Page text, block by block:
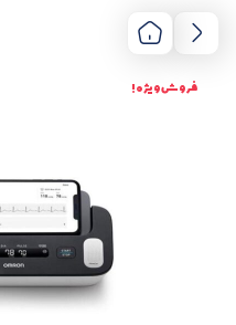
فروش ویژه !